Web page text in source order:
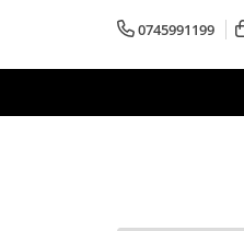
0745991199